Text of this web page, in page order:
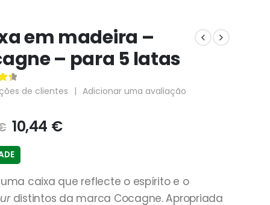
em madeira –
– para 5 latas
de clientes | Adicionar uma avaliação
10,44 €
uma caixa que reflecte o espírito e o
distintos da marca Cocagne. Apropriada